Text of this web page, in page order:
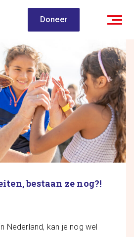
Doneer
bestaan ze nog?!
Nederland, kan je nog wel